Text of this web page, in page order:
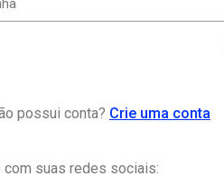
possui conta? Crie uma conta
suas redes sociais: